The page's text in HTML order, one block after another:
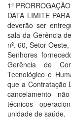
1ª PRORROGAÇÃO
DATA LIMITE
deverão ser
sala da Gerência
nº. 60, Setor
Senhores
Gerência de
Tecnológico e
que a Contratação
cancelamento
técnicos
unidade de saúde.